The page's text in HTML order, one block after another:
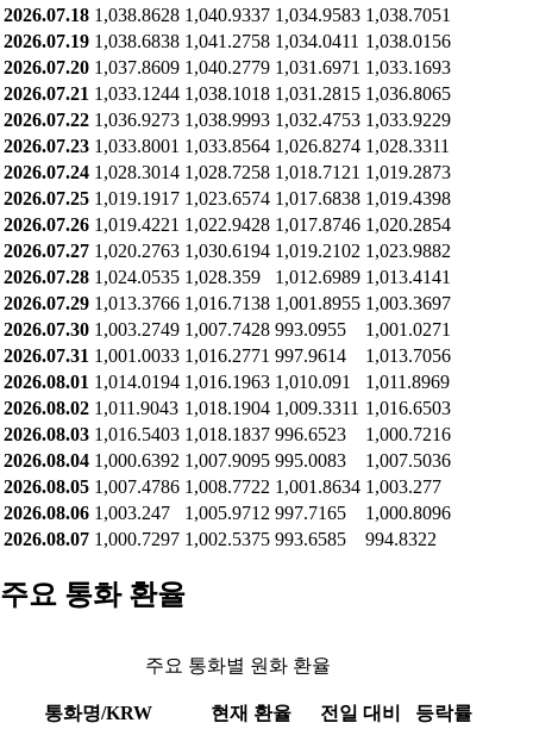
2026.07.18 1,038.8628 1,040.9337 1,034.9583 1,038.7051
2026.07.19 1,038.6838 1,041.2758 1,034.0411 1,038.0156
2026.07.20 1,037.8609 1,040.2779 1,031.6971 1,033.1693
2026.07.21 1,033.1244 1,038.1018 1,031.2815 1,036.8065
2026.07.22 1,036.9273 1,038.9993 1,032.4753 1,033.9229
2026.07.23 1,033.8001 1,033.8564 1,026.8274 1,028.3311
2026.07.24 1,028.3014 1,028.7258 1,018.7121 1,019.2873
2026.07.25 1,019.1917 1,023.6574 1,017.6838 1,019.4398
2026.07.26 1,019.4221 1,022.9428 1,017.8746 1,020.2854
2026.07.27 1,020.2763 1,030.6194 1,019.2102 1,023.9882
2026.07.28 1,024.0535 1,028.359 1,012.6989 1,013.4141
2026.07.29 1,013.3766 1,016.7138 1,001.8955 1,003.3697
2026.07.30 1,003.2749 1,007.7428 993.0955
1,001.0271
2026.07.31 1,001.0033 1,016.2771 997.9614
1,013.7056
2026.08.01 1,014.0194 1,016.1963 1,010.091
1,011.8969
2026.08.02 1,011.9043 1,018.1904 1,009.3311 1,016.6503
2026.08.03 1,016.5403 1,018.1837 996.6523
1,000.7216
2026.08.04 1,000.6392 1,007.9095 995.0083
1,007.5036
2026.08.05 1,007.4786 1,008.7722 1,001.8634 1,003.277
2026.08.06 1,003.247 1,005.9712 997.7165
1,000.8096
2026.08.07 1,000.7297 1,002.5375 993.6585 994.8322
주요 통화 환율
주요 통화별 원화 환율
통화명/KRW 현재 환율 전일 대비
등락률